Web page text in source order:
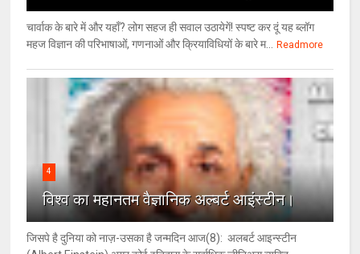
चार्वाक के बारे में और यहाँ? लोग सहज ही सवाल उठायेगें! स्पष्ट कर दूं यह ब्लॉग
महज विज्ञान की परिभाषाओं, गणनाओं और क्रियाविधियों के बारे म...
Readmore
4
विश्‍व का महानतम वैज्ञानिक अल्बर्ट आइंस्टीन।
जिसपे है दुनिया को नाज़-उसका है जन्मदिन आज(8): अलबर्ट आइन्स्टीन